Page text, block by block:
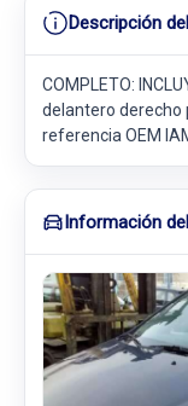
Descripción
COMPLETO:
delantero derecho
referencia OEM
Información